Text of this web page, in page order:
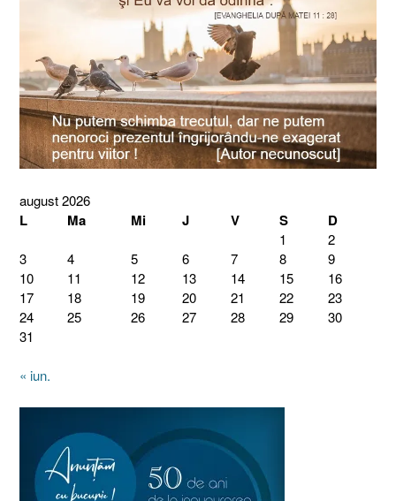
august 2026
L Ma Mi J V S D
1
2
3
4 5 6 7 8
9
10
11 12 13 14 15
16
17
18 19 20 21 22
23
24
25 26 27 28 29
30
31
« iun.